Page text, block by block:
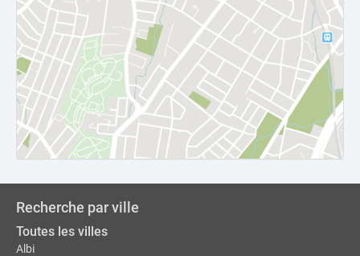
Recherche par ville
Toutes les villes
Albi